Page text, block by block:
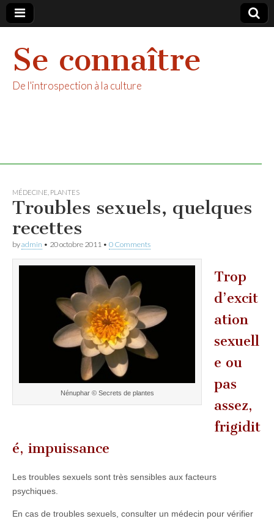
Se connaître
De l'introspection à la culture
MÉDECINE PLANTES
Troubles sexuels, quelques
recettes
byadmin • 20 octobre 2011 • 0 Comments
Nénuphar © Secrets de plantes
Trop
d’excit
ation
sexuell
e ou
pas
assez,
frigidit
é, impuissance
Les troubles sexuels sont très sensibles aux facteurs
psychiques.
En cas de troubles sexuels, consulter un médecin pour vérifier